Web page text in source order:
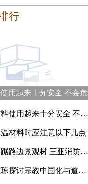
行
用起来十分安全 不会危
用起来十分安全 不会危害健康
材料时应注意以下几点
边景观树 三亚消防员登高抓捕
宗教中国化与道教的传承创新